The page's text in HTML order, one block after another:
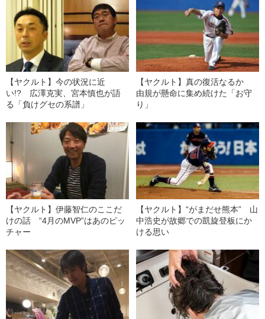
【ヤクルト】今の状況に近
い!? 広澤克実、宮本慎也が語
る「負けグセの系譜」
【ヤクルト】真の復活なるか
由規が懸命に集め続けた「お守
り」
【ヤクルト】伊藤智仁のここだ
けの話 “4月のMVP”はあのピッ
チャー
【ヤクルト】“がまだせ熊本” 山
中浩史が故郷での凱旋登板にか
ける思い